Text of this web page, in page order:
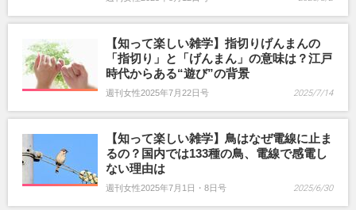
【知って楽しい雑学】指切りげんまんの
「指切り」と「げんまん」の意味は？江戸
時代からある“遊び”の背景
週刊女性2025年7月22日号 2025/7/14
【知って楽しい雑学】鳥はなぜ電線に止ま
るの？国内では133種の鳥、電線で感電し
ない理由は
週刊女性2025年7月1日・8日号 2025/6/30